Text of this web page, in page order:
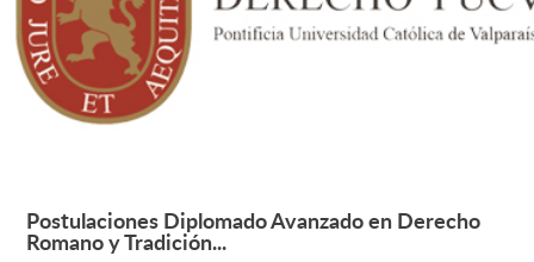
Leer Más +
Postulaciones Diplomado Avanzado en Derecho
Romano y Tradición...